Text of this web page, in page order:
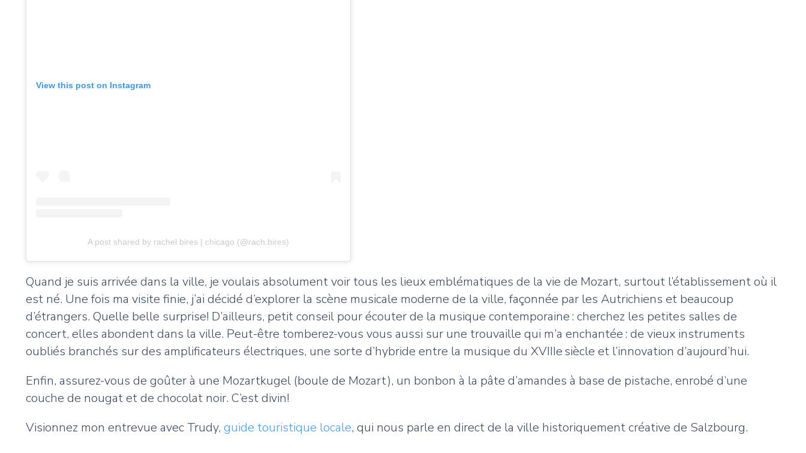
View this post on Instagram
A post shared by rachel bires | chicago (@rach.bires)
Quand je suis arrivée dans la ville, je voulais absolument voir tous les lieux emblématiques de la vie de Mozart, surtout l’établissement où il
est né. Une fois ma visite finie, j’ai décidé d’explorer la scène musicale moderne de la ville, façonnée par les Autrichiens et beaucoup
d’étrangers. Quelle belle surprise! D’ailleurs, petit conseil pour écouter de la musique contemporaine : cherchez les petites salles de
concert, elles abondent dans la ville. Peut-être tomberez-vous vous aussi sur une trouvaille qui m’a enchantée : de vieux instruments
oubliés branchés sur des amplificateurs électriques, une sorte d’hybride entre la musique du XVIIIe siècle et l’innovation d’aujourd’hui.
Enfin, assurez-vous de goûter à une Mozartkugel (boule de Mozart), un bonbon à la pâte d’amandes à base de pistache, enrobé d’une
couche de nougat et de chocolat noir. C’est divin!
Visionnez mon entrevue avec Trudy, guide touristique locale, qui nous parle en direct de la ville historiquement créative de Salzbourg.